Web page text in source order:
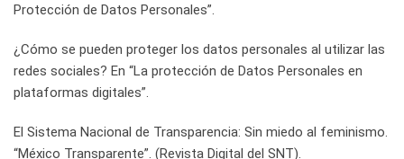
Protección de Datos Personales”.
¿Cómo se pueden proteger los datos personales al utilizar las
redes sociales? En “La protección de Datos Personales en
plataformas digitales”.
El Sistema Nacional de Transparencia: Sin miedo al feminismo.
“México Transparente”. (Revista Digital del SNT).